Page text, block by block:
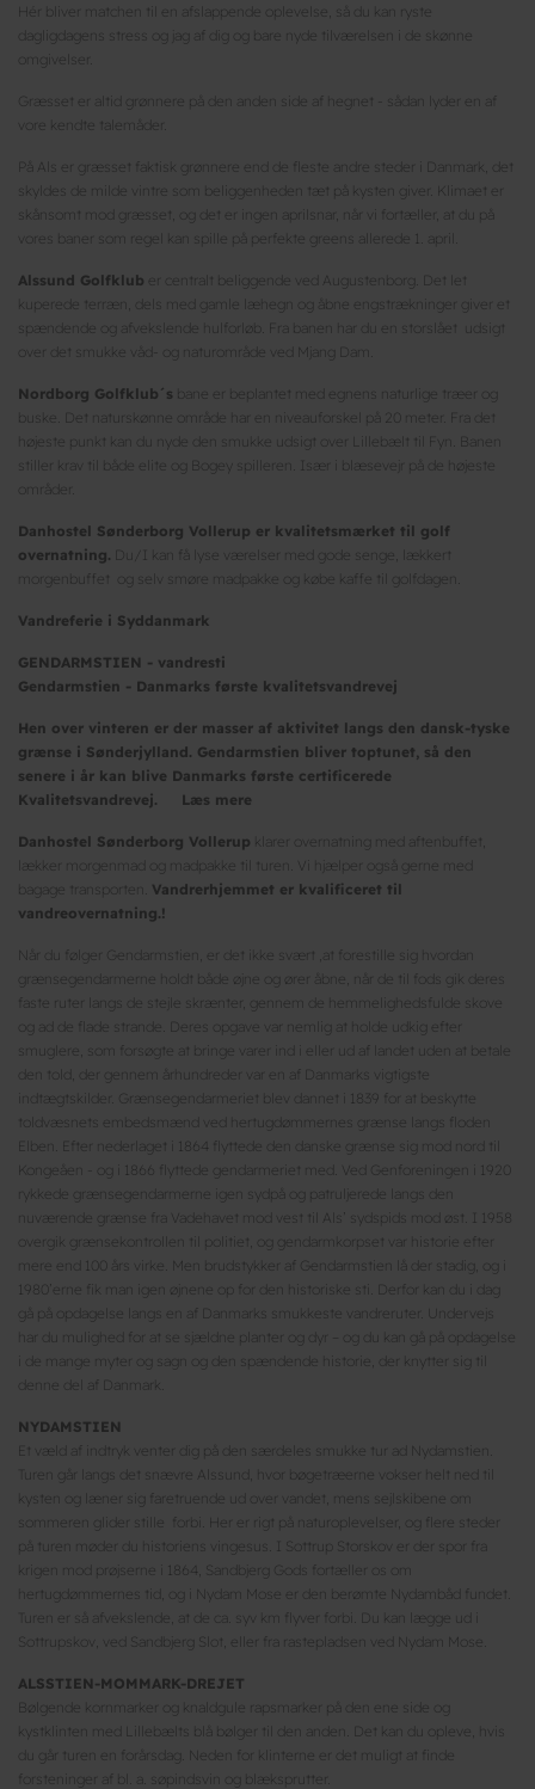
Hér bliver matchen til en afslappende oplevelse, så du kan ryste
dagligdagens stress og jag af dig og bare nyde tilværelsen i de skønne
omgivelser.
Græsset er altid grønnere på den anden side af hegnet - sådan lyder en af
vore kendte talemåder.
På Als er græsset faktisk grønnere end de fleste andre steder i Danmark, det
skyldes de milde vintre som beliggenheden tæt på kysten giver. Klimaet er
skånsomt mod græsset, og det er ingen aprilsnar, når vi fortæller, at du på
vores baner som regel kan spille på perfekte greens allerede 1. april.
Alssund Golfklub er centralt beliggende ved Augustenborg. Det let
kuperede terræn, dels med gamle læhegn og åbne engstrækninger giver et
spændende og afvekslende hulforløb. Fra banen har du en storslået udsigt
over det smukke våd- og naturområde ved Mjang Dam.
Nordborg Golfklub´s bane er beplantet med egnens naturlige træer og
buske. Det naturskønne område har en niveauforskel på 20 meter. Fra det
højeste punkt kan du nyde den smukke udsigt over Lillebælt til Fyn. Banen
stiller krav til både elite og Bogey spilleren. Især i blæsevejr på de højeste
områder.
Danhostel Sønderborg Vollerup er kvalitetsmærket til golf
overnatning. Du/I kan få lyse værelser med gode senge, lækkert
morgenbuffet og selv smøre madpakke og købe kaffe til golfdagen.
Vandreferie i Syddanmark
GENDARMSTIEN - vandresti
Gendarmstien - Danmarks første kvalitetsvandrevej
Hen over vinteren er der masser af aktivitet langs den dansk-tyske
grænse i Sønderjylland. Gendarmstien bliver toptunet, så den
senere i år kan blive Danmarks første certificerede
Kvalitetsvandrevej. Læs mere
Danhostel Sønderborg Vollerup klarer overnatning med aftenbuffet,
lækker morgenmad og madpakke til turen. Vi hjælper også gerne med
bagage transporten. Vandrerhjemmet er kvalificeret til
vandreovernatning.!
Når du følger Gendarmstien, er det ikke svært ,at forestille sig hvordan
grænsegendarmerne holdt både øjne og ører åbne, når de til fods gik deres
faste ruter langs de stejle skrænter, gennem de hemmelighedsfulde skove
og ad de flade strande. Deres opgave var nemlig at holde udkig efter
smuglere, som forsøgte at bringe varer ind i eller ud af landet uden at betale
den told, der gennem århundreder var en af Danmarks vigtigste
indtægtskilder. Grænsegendarmeriet blev dannet i 1839 for at beskytte
toldvæsnets embedsmænd ved hertugdømmernes grænse langs floden
Elben. Efter nederlaget i 1864 flyttede den danske grænse sig mod nord til
Kongeåen - og i 1866 flyttede gendarmeriet med. Ved Genforeningen i 1920
rykkede grænsegendarmerne igen sydpå og patruljerede langs den
nuværende grænse fra Vadehavet mod vest til Als’ sydspids mod øst. I 1958
overgik grænsekontrollen til politiet, og gendarmkorpset var historie efter
mere end 100 års virke. Men brudstykker af Gendarmstien lå der stadig, og i
1980’erne fik man igen øjnene op for den historiske sti. Derfor kan du i dag
gå på opdagelse langs en af Danmarks smukkeste vandreruter. Undervejs
har du mulighed for at se sjældne planter og dyr – og du kan gå på opdagelse
i de mange myter og sagn og den spændende historie, der knytter sig til
denne del af Danmark.
NYDAMSTIEN
Et væld af indtryk venter dig på den særdeles smukke tur ad Nydamstien.
Turen går langs det snævre Alssund, hvor bøgetræerne vokser helt ned til
kysten og læner sig faretruende ud over vandet, mens sejlskibene om
sommeren glider stille forbi. Her er rigt på naturoplevelser, og flere steder
på turen møder du historiens vingesus. I Sottrup Storskov er der spor fra
krigen mod prøjserne i 1864, Sandbjerg Gods fortæller os om
hertugdømmernes tid, og i Nydam Mose er den berømte Nydambåd fundet.
Turen er så afvekslende, at de ca. syv km flyver forbi. Du kan lægge ud i
Sottrupskov, ved Sandbjerg Slot, eller fra rastepladsen ved Nydam Mose.
ALSSTIEN-MOMMARK-DREJET
Bølgende kornmarker og knaldgule rapsmarker på den ene side og
kystklinten med Lillebælts blå bølger til den anden. Det kan du opleve, hvis
du går turen en forårsdag. Neden for klinterne er det muligt at finde
forsteninger af bl. a. søpindsvin og blæksprutter.